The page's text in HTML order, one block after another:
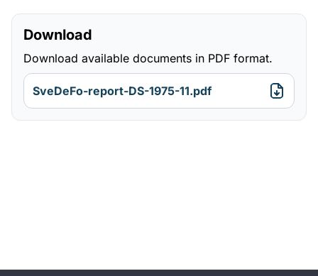
Download
Download available documents in PDF format.
SveDeFo-report-DS-1975-11.pdf